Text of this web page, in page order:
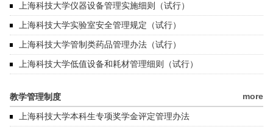
上海科技大学仪器设备管理实施细则（试行）
上海科技大学实验室安全管理规定（试行）
上海科技大学管制类药品管理办法（试行）
上海科技大学低值设备和耗材管理细则（试行）
教学管理制度 more
上海科技大学本科生专项奖学金评定管理办法